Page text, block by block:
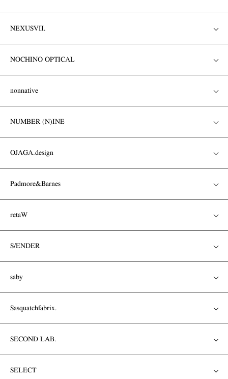
NEXUSVII.
NOCHINO OPTICAL
nonnative
NUMBER (N)INE
OJAGA.design
Padmore&Barnes
retaW
S/ENDER
saby
Sasquatchfabrix.
SECOND LAB.
SELECT